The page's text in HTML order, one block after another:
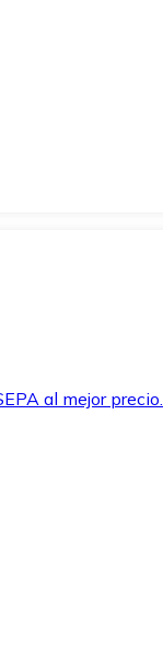
al mejor precio.